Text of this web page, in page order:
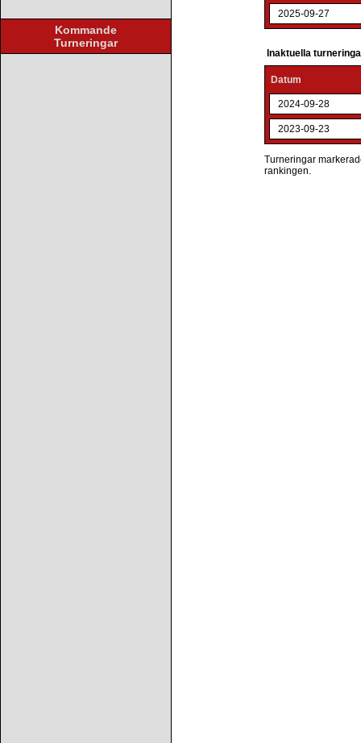
Kommande
Turneringar
2025-09-27
Inaktuella
Datum
2024-09-28
2023-09-23
Turneringar
rankingen.